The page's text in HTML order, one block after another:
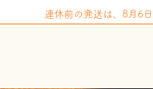
連休前の発送は、8月6